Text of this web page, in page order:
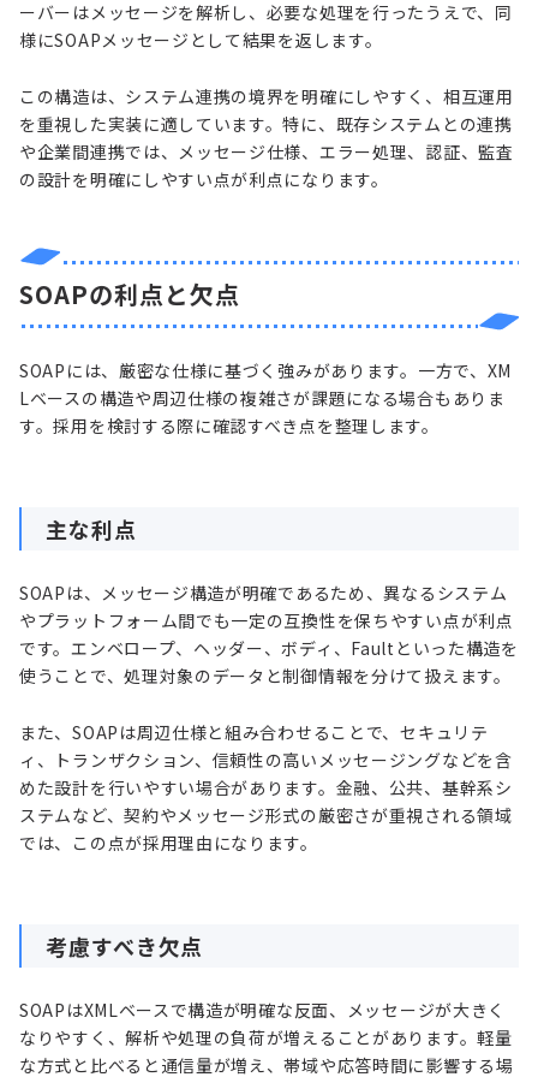
ーバーはメッセージを解析し、必要な処理を行ったうえで、同
様にSOAPメッセージとして結果を返します。
この構造は、システム連携の境界を明確にしやすく、相互運用
を重視した実装に適しています。特に、既存システムとの連携
や企業間連携では、メッセージ仕様、エラー処理、認証、監査
の設計を明確にしやすい点が利点になります。
SOAPの利点と欠点
SOAPには、厳密な仕様に基づく強みがあります。一方で、XM
Lベースの構造や周辺仕様の複雑さが課題になる場合もありま
す。採用を検討する際に確認すべき点を整理します。
主な利点
SOAPは、メッセージ構造が明確であるため、異なるシステム
やプラットフォーム間でも一定の互換性を保ちやすい点が利点
です。エンベロープ、ヘッダー、ボディ、Faultといった構造を
使うことで、処理対象のデータと制御情報を分けて扱えます。
また、SOAPは周辺仕様と組み合わせることで、セキュリテ
ィ、トランザクション、信頼性の高いメッセージングなどを含
めた設計を行いやすい場合があります。金融、公共、基幹系シ
ステムなど、契約やメッセージ形式の厳密さが重視される領域
では、この点が採用理由になります。
考慮すべき欠点
SOAPはXMLベースで構造が明確な反面、メッセージが大きく
なりやすく、解析や処理の負荷が増えることがあります。軽量
な方式と比べると通信量が増え、帯域や応答時間に影響する場